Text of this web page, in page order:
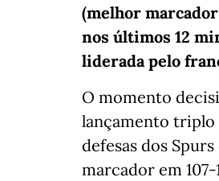
(melhor
nos últimos 12
liderada pelo
O momento
lançamento triplo
defesas dos
marcador em